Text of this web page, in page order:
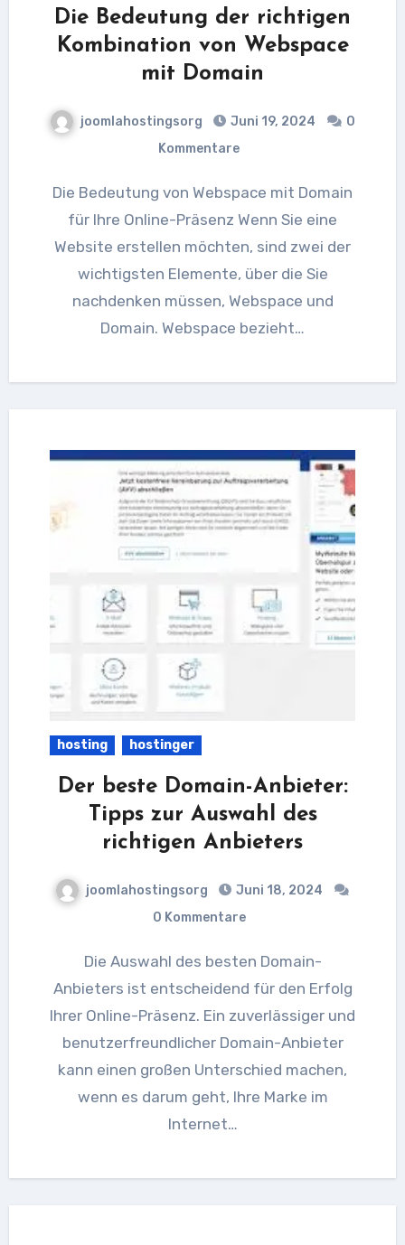
Die Bedeutung der richtigen
Kombination von Webspace
mit Domain
joomlahostingsorg Juni 19, 2024
0
Kommentare
Die Bedeutung von Webspace mit Domain
für Ihre Online-Präsenz Wenn Sie eine
Website erstellen möchten, sind zwei der
wichtigsten Elemente, über die Sie
nachdenken müssen, Webspace und
Domain. Webspace bezieht…
hosting hostinger
Der beste Domain-Anbieter:
Tipps zur Auswahl des
richtigen Anbieters
joomlahostingsorg
Juni 18, 2024
0 Kommentare
Die Auswahl des besten Domain-
Anbieters ist entscheidend für den Erfolg
Ihrer Online-Präsenz. Ein zuverlässiger und
benutzerfreundlicher Domain-Anbieter
kann einen großen Unterschied machen,
wenn es darum geht, Ihre Marke im
Internet…